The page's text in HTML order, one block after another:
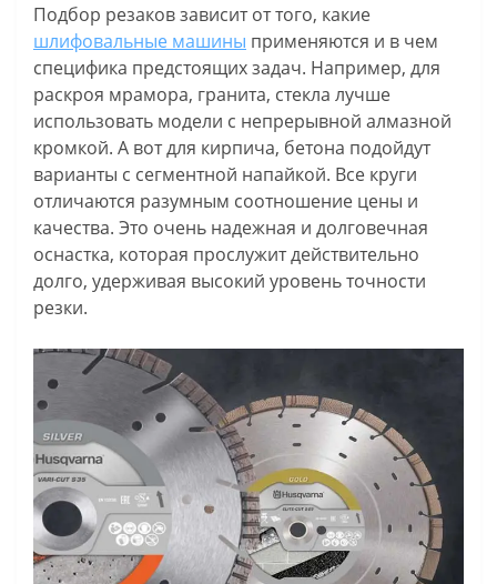
Подбор резаков зависит от того, какие
шлифовальные машины применяются и в чем
специфика предстоящих задач. Например, для
раскроя мрамора, гранита, стекла лучше
использовать модели с непрерывной алмазной
кромкой. А вот для кирпича, бетона подойдут
варианты с сегментной напайкой. Все круги
отличаются разумным соотношение цены и
качества. Это очень надежная и долговечная
оснастка, которая прослужит действительно
долго, удерживая высокий уровень точности
резки.